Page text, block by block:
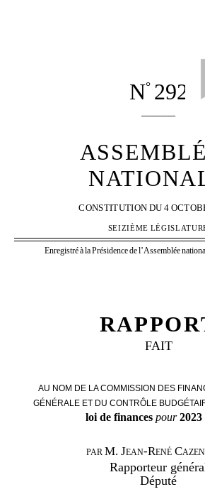
N° 292
CONSTITUTION DU 4
SEIZIÈME
EnregistréàlaPrésidencedel’Assemblée
FAIT
AU NOM DE LA COMMISSION DES
GÉNÉRALE ET DU CONTRÔLE
loi de finances pour2023
PAR M. Jean-René
Rapporteur
Député